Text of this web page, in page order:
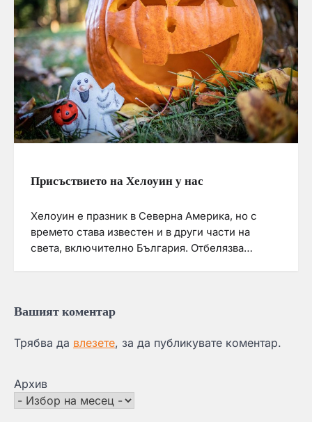
Присъствието на Хелоуин у нас
Хелоуин е празник в Северна Америка, но с
времето става известен и в други части на
света, включително България. Отбелязва…
Вашият коментар
Трябва да влезете, за да публикувате коментар.
Архив